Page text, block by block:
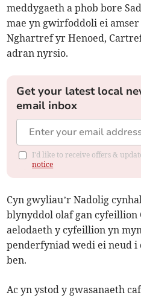
meddygaeth a phob bore
mae yn gwirfoddoli ei
Nghartref yr Henoed,
adran nyrsio.
Get your latest local
email inbox
I'd like to receive offers &
notice
Cyn gwyliau’r Nadolig
blynyddol olaf gan cyfeillion
aelodaeth y cyfeillion yn
penderfyniad wedi ei neud i
ben.
Ac yn ystod y gwasanaeth